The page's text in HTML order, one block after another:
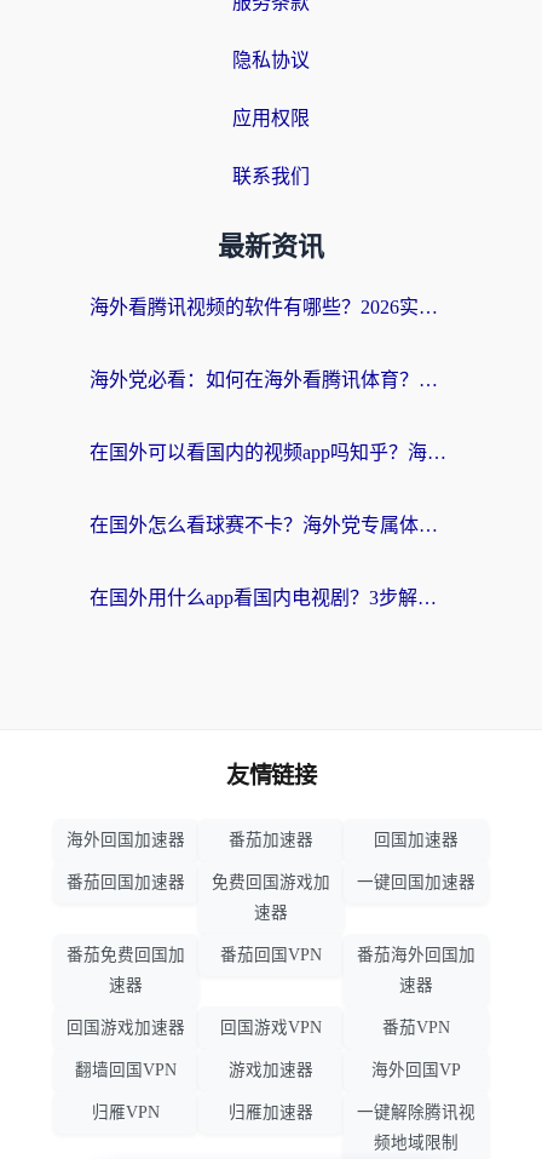
隐私协议
应用权限
联系我们
最新资讯
海外看腾讯视频的软件有哪些？2026实测有效，留学生都在用的回国加速器指南
海外党必看：如何在海外看腾讯体育？解决赛事直播地区限制的终极指南
在国外可以看国内的视频app吗知乎？海外党亲测有效的追剧加速方案
在国外怎么看球赛不卡？海外党专属体育直播自由指南
在国外用什么app看国内电视剧？3步解决版权限制+卡顿难题
友情链接
海外回国加速器 番茄加速器 回国加速器
番茄回国加速器
免费回国游戏加
速器
一键回国加速器
番茄免费回国加
速器
番茄回国VPN
番茄海外回国加
速器
回国游戏加速器 回国游戏VPN 番茄VPN
翻墙回国VPN 游戏加速器 海外回国VP
归雁VPN 归雁加速器
一键解除腾讯视
频地域限制